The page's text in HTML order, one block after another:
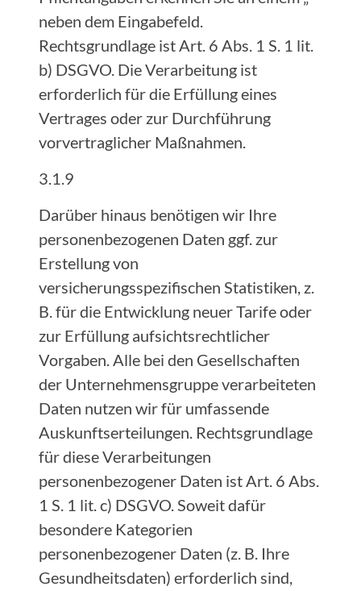
neben dem Eingabefeld.
Rechtsgrundlage ist Art. 6 Abs. 1 S. 1 lit.
b) DSGVO. Die Verarbeitung ist
erforderlich für die Erfüllung eines
Vertrages oder zur Durchführung
vorvertraglicher Maßnahmen.
3.1.9
Darüber hinaus benötigen wir Ihre
personenbezogenen Daten ggf. zur
Erstellung von
versicherungsspezifischen Statistiken, z.
B. für die Entwicklung neuer Tarife oder
zur Erfüllung aufsichtsrechtlicher
Vorgaben. Alle bei den Gesellschaften
der Unternehmensgruppe verarbeiteten
Daten nutzen wir für umfassende
Auskunftserteilungen. Rechtsgrundlage
für diese Verarbeitungen
personenbezogener Daten ist Art. 6 Abs.
1 S. 1 lit. c) DSGVO. Soweit dafür
besondere Kategorien
personenbezogener Daten (z. B. Ihre
Gesundheitsdaten) erforderlich sind,